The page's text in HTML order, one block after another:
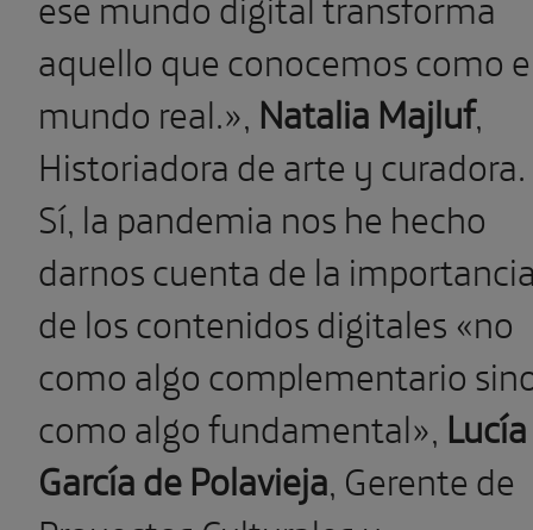
aquello que conocemos como
mundo real.», Natalia Majluf,
Historiadora de arte y curadora.
Sí, la pandemia nos he hecho
darnos cuenta de la
de los contenidos digitales «no
como algo complementario
como algo fundamental», Lucía
García de Polavieja, Gerente de